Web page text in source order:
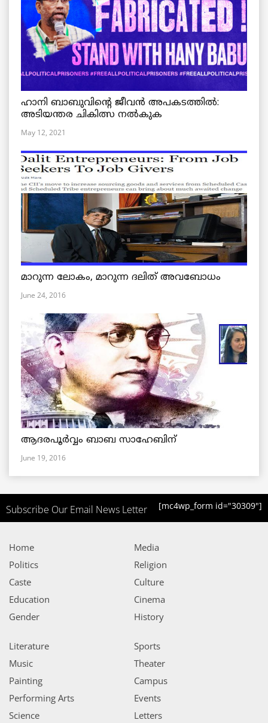
ഹാനി ബാബുവിന്റെ ജീവൻ അപകടത്തിൽ:
അടിയന്തര ചികിത്സ നൽകുക
May 12, 2021
മാറുന്ന ലോകം, മാറുന്ന ദലിത് അവബോധം
June 24, 2016
ആദരപൂര്‍വ്വം ബാബ സാഹേബിന്
June 19, 2016
Subscribe Our Email News Letter [mc4wp_form id="30309"]
Home
Politics
Caste
Education
Gender
Media
Religion
Culture
Cinema
History
Literature
Music
Painting
Performing Arts
Science
Sports
Theater
Campus
Events
Letters